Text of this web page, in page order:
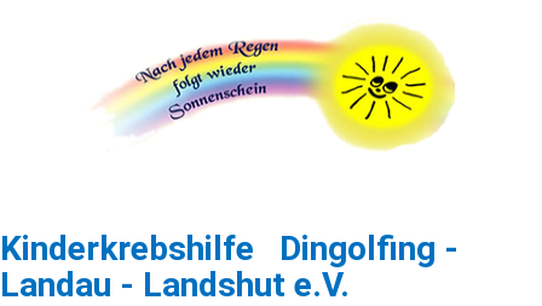
Kinderkrebshilfe Dingolfing -
Landau - Landshut e.V.